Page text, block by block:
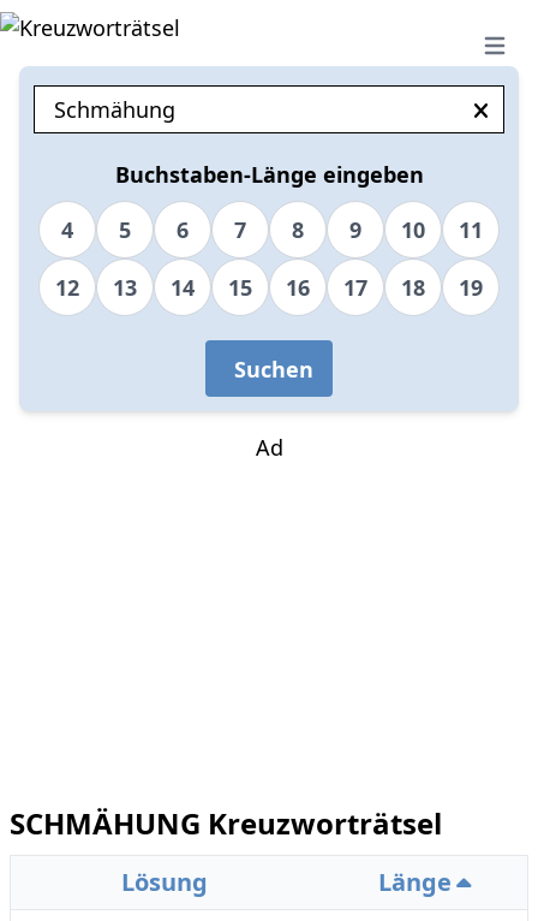
Open
Buchstaben-Länge eingeben
4
5 6 7 8 9 10
11
12
13 14 15 16 17 18 19
Suchen
Ad
SCHMÄHUNG Kreuzworträtsel
Lösung Länge